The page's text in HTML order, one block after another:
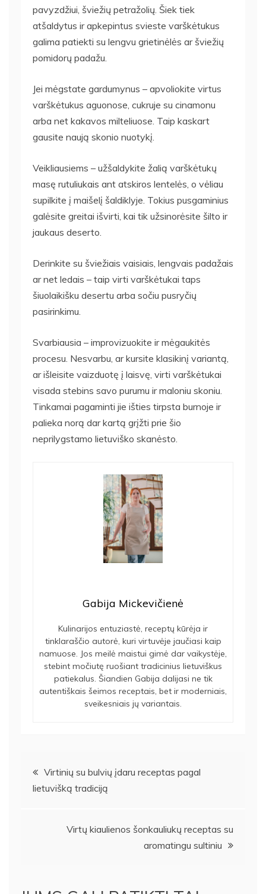
pavyzdžiui, šviežių petražolių. Šiek tiek
atšaldytus ir apkepintus svieste varškėtukus
galima patiekti su lengvu grietinėlės ar šviežių
pomidorų padažu.
Jei mėgstate gardumynus – apvoliokite virtus
varškėtukus aguonose, cukruje su cinamonu
arba net kakavos milteliuose. Taip kaskart
gausite naują skonio nuotykį.
Veikliausiems – užšaldykite žalią varškėtukų
masę rutuliukais ant atskiros lentelės, o vėliau
supilkite į maišelį šaldiklyje. Tokius pusgaminius
galėsite greitai išvirti, kai tik užsinorėsite šilto ir
jaukaus deserto.
Derinkite su šviežiais vaisiais, lengvais padažais
ar net ledais – taip virti varškėtukai taps
šiuolaikišku desertu arba sočiu pusryčių
pasirinkimu.
Svarbiausia – improvizuokite ir mėgaukitės
procesu. Nesvarbu, ar kursite klasikinį variantą,
ar išleisite vaizduotę į laisvę, virti varškėtukai
visada stebins savo purumu ir maloniu skoniu.
Tinkamai pagaminti jie išties tirpsta burnoje ir
palieka norą dar kartą grįžti prie šio
neprilygstamo lietuviško skanėsto.
Gabija Mickevičienė
Kulinarijos entuziastė, receptų kūrėja ir
tinklaraščio autorė, kuri virtuvėje jaučiasi kaip
namuose. Jos meilė maistui gimė dar vaikystėje,
stebint močiutę ruošiant tradicinius lietuviškus
patiekalus. Šiandien Gabija dalijasi ne tik
autentiškais šeimos receptais, bet ir moderniais,
sveikesniais jų variantais.
Navigacija
tarp
Virtinių su bulvių įdaru receptas pagal
lietuvišką tradiciją
Virtų kiaulienos šonkauliukų receptas su
aromatingu sultiniu